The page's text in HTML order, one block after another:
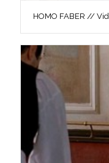
HOMO FABER //